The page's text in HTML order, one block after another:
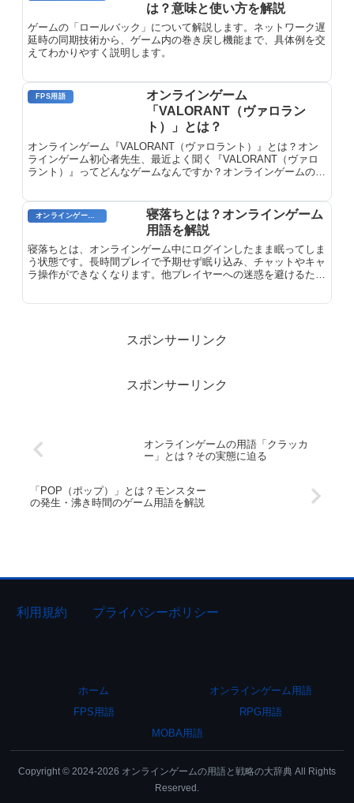
は？意味と使い方を解説
ゲームの「ロールバック」について解説します。ネットワーク遅
延時の同期技術から、ゲーム内の巻き戻し機能まで、具体例を交
えてわかりやすく説明します。
FPS用語
オンラインゲーム
「VALORANT（ヴァロラン
ト）」とは？
オンラインゲーム『VALORANT（ヴァロラント）』とは？オン
ラインゲーム初心者先生、最近よく聞く『VALORANT（ヴァロ
ラント）』ってどんなゲームなんですか？オンラインゲームの達
寝落ちとは？オンラインゲーム
用語を解説
寝落ちとは、オンラインゲーム中にログインしたまま眠ってしま
う状態です。長時間プレイで予期せず眠り込み、チャットやキャ
ラ操作ができなくなります。他プレイヤーへの迷惑を避けるた
スポンサーリンク
スポンサーリンク
オンラインゲームの用語「クラッカ
ー」とは？その実態に迫る
「POP（ポップ）」とは？モンスター
の発生・沸き時間のゲーム用語を解説
利用規約 プライバシーポリシー
ホーム
オンラインゲーム用語
FPS用語
RPG用語
MOBA用語
Copyright © 2024-2026 オンラインゲームの用語と戦略の大辞典 All Rights
Reserved.